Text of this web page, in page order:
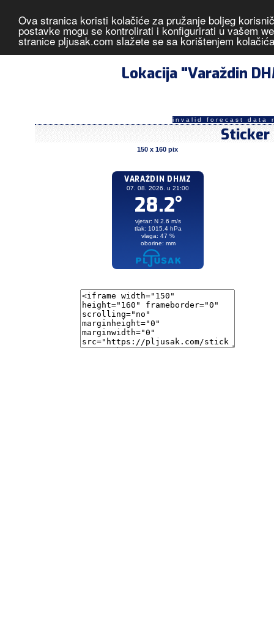
Ova stranica koristi kolačiće za pružanje boljeg
postavke mogu se kontrolirati i konfigurirati u vašem
stranice pljusak.com slažete se sa korištenjem
Varaždin DHMZ- izmjerene
Lokacija "Varaždin
invalid forecast data
Sticker
150 x 160 pix